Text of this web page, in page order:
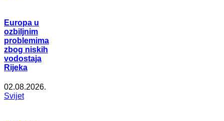
Europa u
ozbiljnim
problemima
zbog niskih
vodostaja
Rijeka
02.08.2026.
Svijet